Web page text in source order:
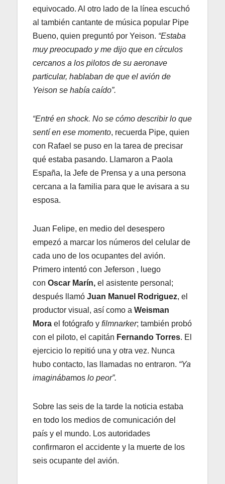
equivocado. Al otro lado de la línea escuchó
al también cantante de música popular Pipe
Bueno, quien preguntó por Yeison. “Estaba
muy preocupado y me dijo que en círculos
cercanos a los pilotos de su aeronave
particular, hablaban de que el avión de
Yeison se había caído”.
“Entré en shock. No se cómo describir lo que
sentí en ese momento, recuerda Pipe, quien
con Rafael se puso en la tarea de precisar
qué estaba pasando. Llamaron a Paola
España, la Jefe de Prensa y a una persona
cercana a la familia para que le avisara a su
esposa.
Juan Felipe, en medio del desespero
empezó a marcar los números del celular de
cada uno de los ocupantes del avión.
Primero intentó con Jeferson , luego
con Oscar Marín, el asistente personal;
después llamó Juan Manuel Rodriguez, el
productor visual, así como a Weisman
Mora el fotógrafo y filmnarker; también probó
con el piloto, el capitán Fernando Torres. El
ejercicio lo repitió una y otra vez. Nunca
hubo contacto, las llamadas no entraron. “Ya
imaginábamos lo peor”.
Sobre las seis de la tarde la noticia estaba
en todo los medios de comunicación del
país y el mundo. Los autoridades
confirmaron el accidente y la muerte de los
seis ocupante del avión.